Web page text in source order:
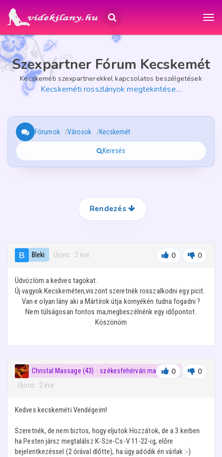
Szexpartner Fórum Kecskemét
Kecskeméti szexpartnerekkel kapcsolatos beszélgetések
Kecskeméti rosszlányok megtekintése…
Fórumok Városok Kecskemét
Keresés
Rendezés
Bleki · Újonc · 2 éve 0 0
Üdvözlöm a kedves tagokat.
Új vagyok Kecskeméten,viszont szeretnék rosszalkodni egy picit.
Van e olyan lány aki a Mártírok útja környékén tudna fogadni ?
Nem túlságosan fontos ma,megbeszélnénk egy időpontot.
Köszönöm
Christal Massage (43) · székesfehérvári masszázs
· Újonc · 2 éve
0 0
Kedves kecskeméti Vendégeim!
Szeretnék, de nem biztos, hogy eljutok Hozzátok, de a 3.kerben
ha Pesten jársz megtalálsz K-Sze-Cs-V 11-22-ig, előre
bejelentkezéssel (2 órával dlőtte), ha úgy adódik én várlak :-)